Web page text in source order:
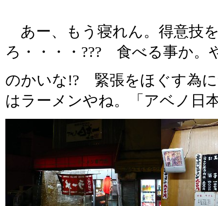
あー、もう寝れん。得意技
ろ・・・・??? 食べる事か。
のかいな!? 緊張をほぐす為
はラーメンやね。「アベノ日